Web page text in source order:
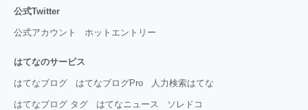
公式Twitter
公式アカウント ホットエントリー
はてなのサービス
はてなブログ はてなブログPro 人力検索はてな
はてなブログ タグ はてなニュース ソレドコ